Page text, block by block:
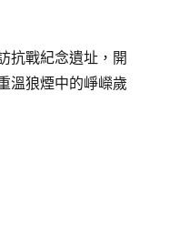
抗戰紀念遺址，開
溫狼煙中的崢嶸歲